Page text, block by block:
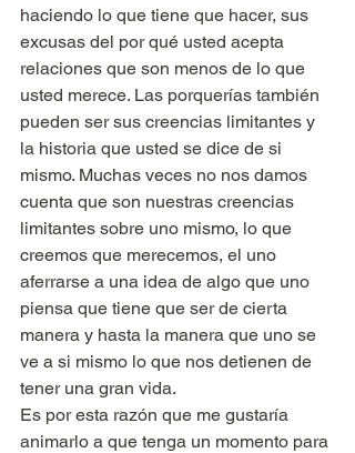
haciendo lo que tiene que hacer, sus
excusas del por qué usted acepta
relaciones que son menos de lo que
usted merece. Las porquerías también
pueden ser sus creencias limitantes y
la historia que usted se dice de si
mismo. Muchas veces no nos damos
cuenta que son nuestras creencias
limitantes sobre uno mismo, lo que
creemos que merecemos, el uno
aferrarse a una idea de algo que uno
piensa que tiene que ser de cierta
manera y hasta la manera que uno se
ve a si mismo lo que nos detienen de
tener una gran vida.
Es por esta razón que me gustaría
animarlo a que tenga un momento para